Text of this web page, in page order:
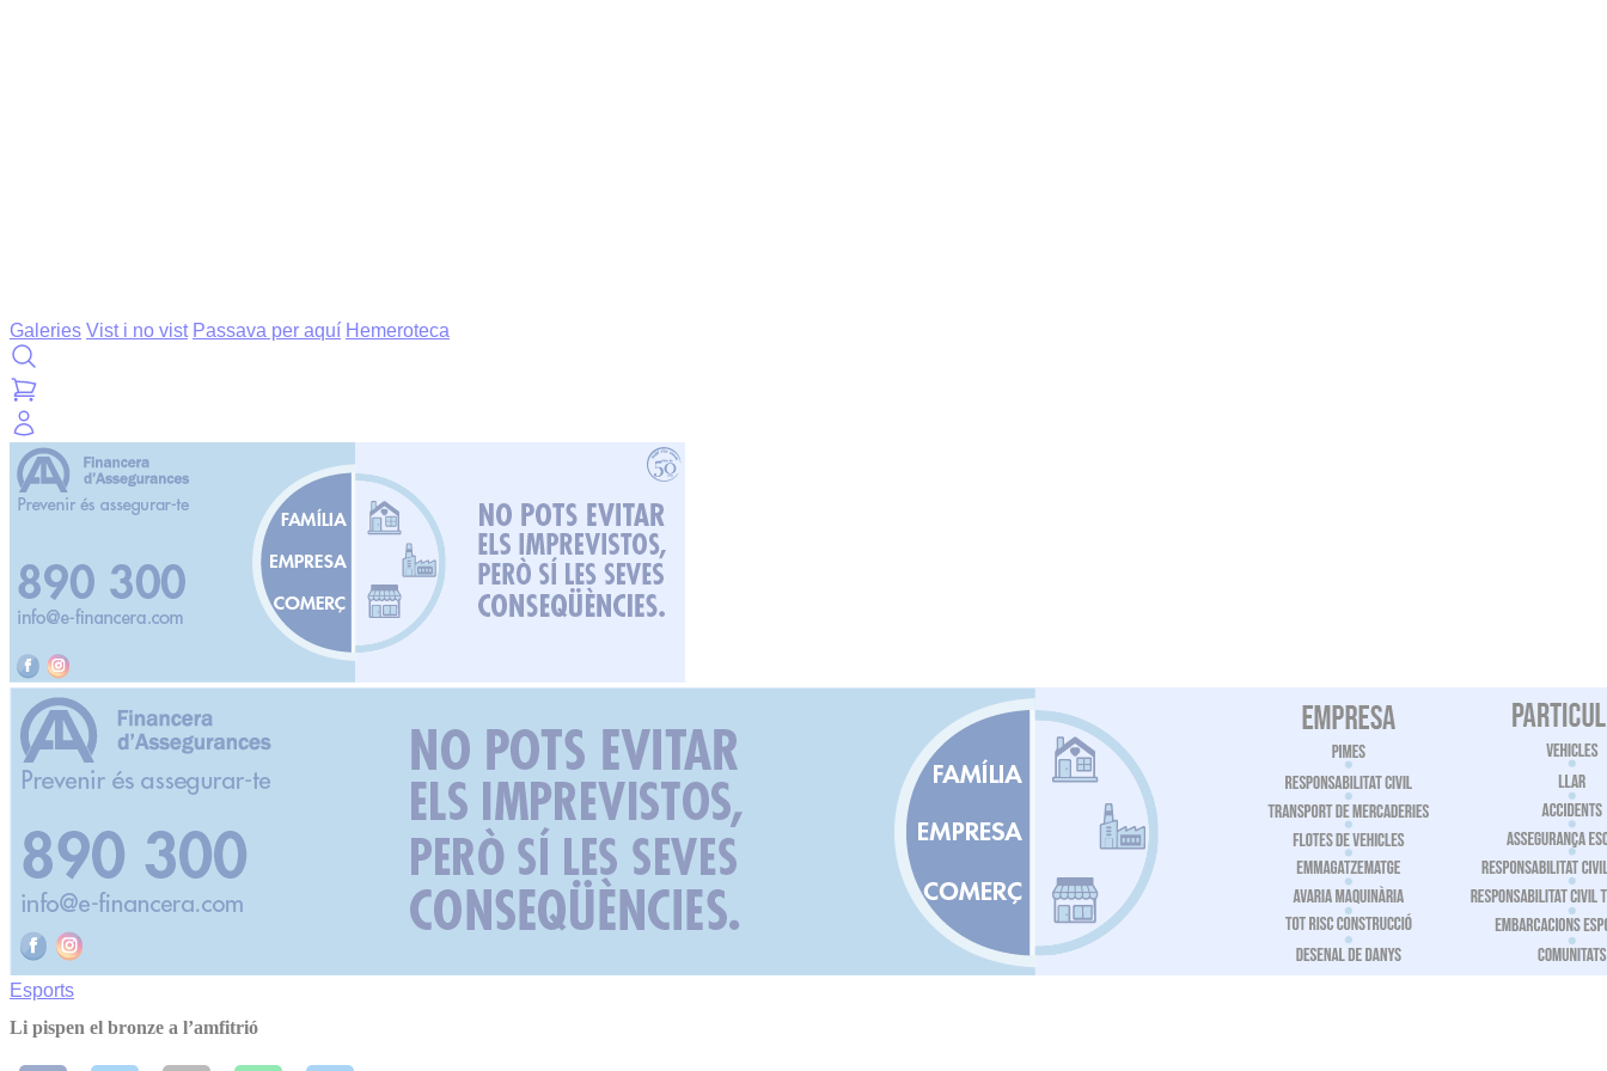
Galeries Vist i no vist Passava per aquí Hemeroteca
Esports
Li pispen el bronze a l’amfitrió